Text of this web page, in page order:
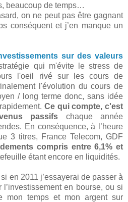
beaucoup de temps…
on ne peut pas être gagnant
conséquent et j’en manque un
sur des valeurs
qui m'évite le stress de
l'oeil rivé sur les cours de
l'évolution du cours de
/ long terme donc, sans idée
Ce qui compte, c'est
passifs chaque année
En conséquence, à l’heure
3 titres, France Telecom, GDF
compris entre 6,1% et
étant encore en liquidités.
en 2011 j’essayerai de passer à
l’investissement en bourse, ou si
mon temps et mon argent sur